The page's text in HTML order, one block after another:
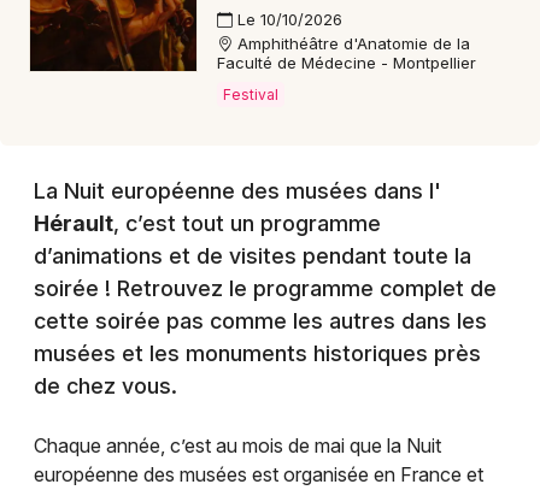
Le 10/10/2026
Amphithéâtre d'Anatomie de la
Faculté de Médecine - Montpellier
Festival
La Nuit européenne des musées dans l'
Hérault, c’est tout un programme
d’animations et de visites pendant toute la
soirée ! Retrouvez le programme complet de
cette soirée pas comme les autres dans les
musées et les monuments historiques près
de chez vous.
Chaque année, c’est au mois de mai que la Nuit
européenne des musées est organisée en France et